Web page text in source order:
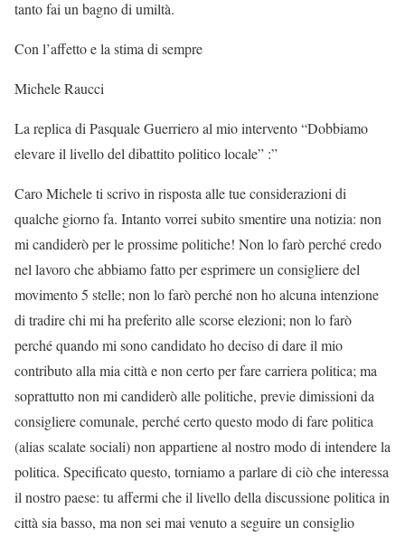
tanto fai un bagno di umiltà.
Con l’affetto e la stima di sempre
Michele Raucci
La replica di Pasquale Guerriero al mio intervento “Dobbiamo
elevare il livello del dibattito politico locale” :”
Caro Michele ti scrivo in risposta alle tue considerazioni di
qualche giorno fa. Intanto vorrei subito smentire una notizia: non
mi candiderò per le prossime politiche! Non lo farò perché credo
nel lavoro che abbiamo fatto per esprimere un consigliere del
movimento 5 stelle; non lo farò perché non ho alcuna intenzione
di tradire chi mi ha preferito alle scorse elezioni; non lo farò
perché quando mi sono candidato ho deciso di dare il mio
contributo alla mia città e non certo per fare carriera politica; ma
soprattutto non mi candiderò alle politiche, previe dimissioni da
consigliere comunale, perché certo questo modo di fare politica
(alias scalate sociali) non appartiene al nostro modo di intendere la
politica. Specificato questo, torniamo a parlare di ciò che interessa
il nostro paese: tu affermi che il livello della discussione politica in
città sia basso, ma non sei mai venuto a seguire un consiglio